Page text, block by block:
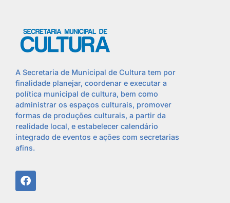
A Secretaria de Municipal de Cultura tem por
finalidade planejar, coordenar e executar a
política municipal de cultura, bem como
administrar os espaços culturais, promover
formas de produções culturais, a partir da
realidade local, e estabelecer calendário
integrado de eventos e ações com secretarias
afins.